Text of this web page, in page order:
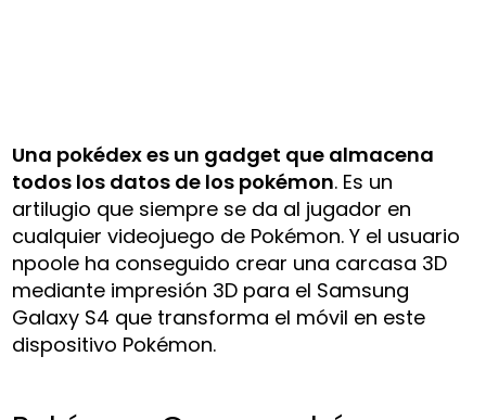
Una pokédex es un gadget que almacena
todos los datos de los pokémon. Es un
artilugio que siempre se da al jugador en
cualquier videojuego de Pokémon. Y el usuario
npoole ha conseguido crear una carcasa 3D
mediante impresión 3D para el Samsung
Galaxy S4 que transforma el móvil en este
dispositivo Pokémon.